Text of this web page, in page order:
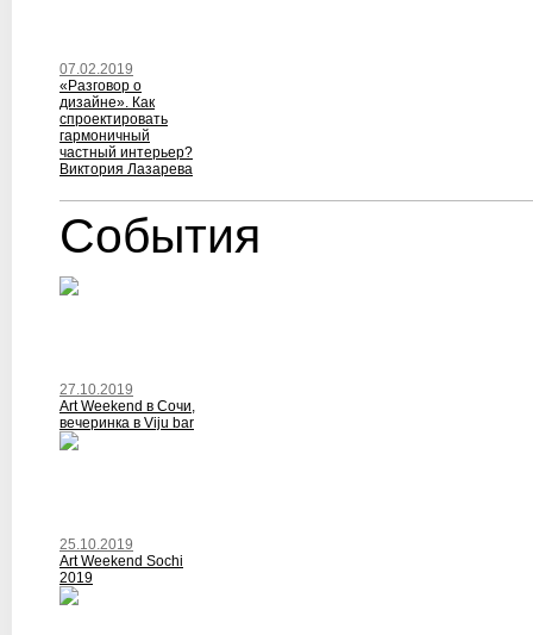
07.02.2019
«Разговор о
дизайне». Как
спроектировать
гармоничный
частный интерьер?
Виктория Лазарева
События
27.10.2019
Art Weekend в Сочи,
вечеринка в Viju bar
25.10.2019
Art Weekend Sochi
2019